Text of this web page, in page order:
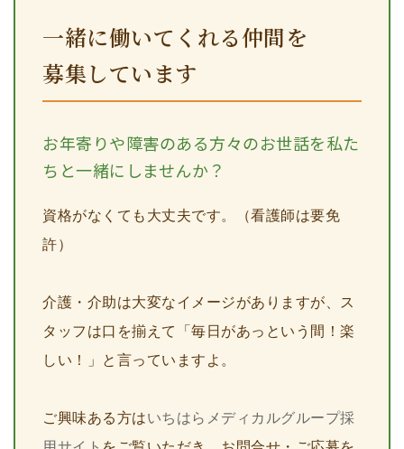
一緒に働いてくれる仲間を
募集しています
お年寄りや障害のある方々のお世話を私た
ちと一緒にしませんか？
資格がなくても大丈夫です。（看護師は要免
許）
介護・介助は大変なイメージがありますが、ス
タッフは口を揃えて「毎日があっという間！楽
しい！」と言っていますよ。
ご興味ある方はいちはらメディカルグループ採